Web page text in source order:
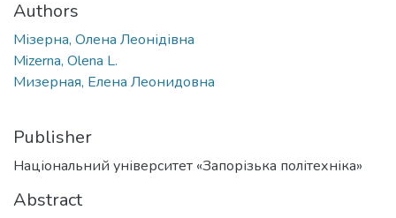
Authors
Мізерна, Олена Леонідівна
Mizerna, Olena L.
Мизерная, Елена Леонидовна
Publisher
Національний університет «Запорізька політехніка»
Abstract